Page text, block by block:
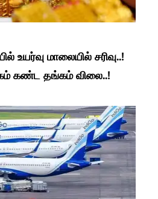
உயர்வு மாலையில் சரிவு..!
கண்ட தங்கம் விலை..!